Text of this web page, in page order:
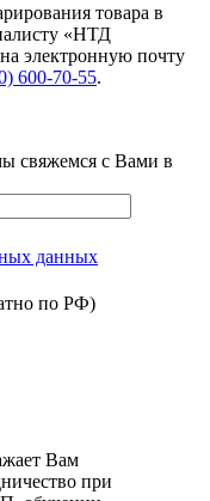
товара в
«НТД
электронную почту
600-70-55.
свяжемся с Вами в
данных
по РФ)
Вам
при